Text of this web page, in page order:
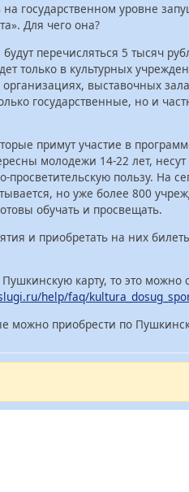
государственном уровне
Для чего она?
перечисляться 5 тысяч
только в культурных
выставочных
государственные, но и
примут участие в
молодежи 14-22 лет,
просветительскую пользу. На
но уже более 800
обучать и просвещать.
и приобретать на них
карту, то это можно
help/faq/
можно приобрести по